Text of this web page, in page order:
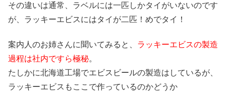
その違いは通常、ラベルには一匹しかタイがいないのです
が、ラッキーエビスにはタイが二匹！めでタイ！
案内人のお姉さんに聞いてみると、 ラッキーエビスの製造
過程は社内ですら極秘。
たしかに北海道工場でエビスビールの製造はしているが、
ラッキーエビスもここで作っているのかどうか